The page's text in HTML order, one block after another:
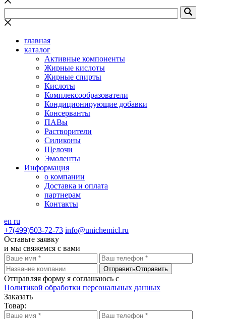
главная
каталог
Активные компоненты
Жирные кислоты
Жирные спирты
Кислоты
Комплексообразователи
Кондиционирующие добавки
Консерванты
ПАВы
Растворители
Силиконы
Щелочи
Эмоленты
Информация
о компании
Доставка и оплата
партнерам
Контакты
en ru
+7(499)503-72-73 info@unichemicl.ru
Оставьте заявку
и мы свяжемся с вами
ОтправитьОтправить
Отправляя форму я соглашаюсь с
Политикой обработки персональных данных
Заказать
Товар: